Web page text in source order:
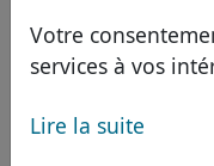
Votre
services à vos
Lire la suite
Domaines
Domaines
Transférer
ID Protect
WHOIS
FAQ
Blog